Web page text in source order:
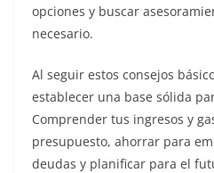
opciones y buscar
necesario.
Al seguir estos consejos
establecer una base sólida
Comprender tus ingresos y
presupuesto, ahorrar para
deudas y planificar para el